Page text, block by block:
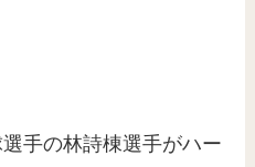
手の林詩棟選手がハー